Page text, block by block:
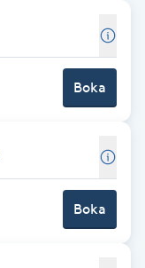
Boka
Boka